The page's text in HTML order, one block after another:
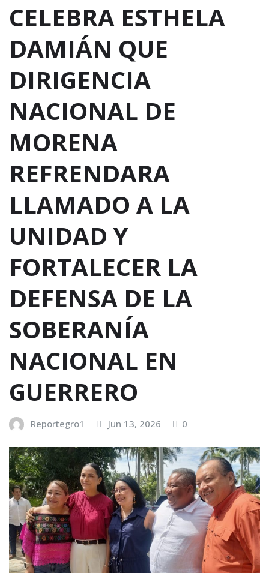
CELEBRA ESTHELA
DAMIÁN QUE
DIRIGENCIA
NACIONAL DE
MORENA
REFRENDARA
LLAMADO A LA
UNIDAD Y
FORTALECER LA
DEFENSA DE LA
SOBERANÍA
NACIONAL EN
GUERRERO
Reportegro1 Jun 13, 2026 0